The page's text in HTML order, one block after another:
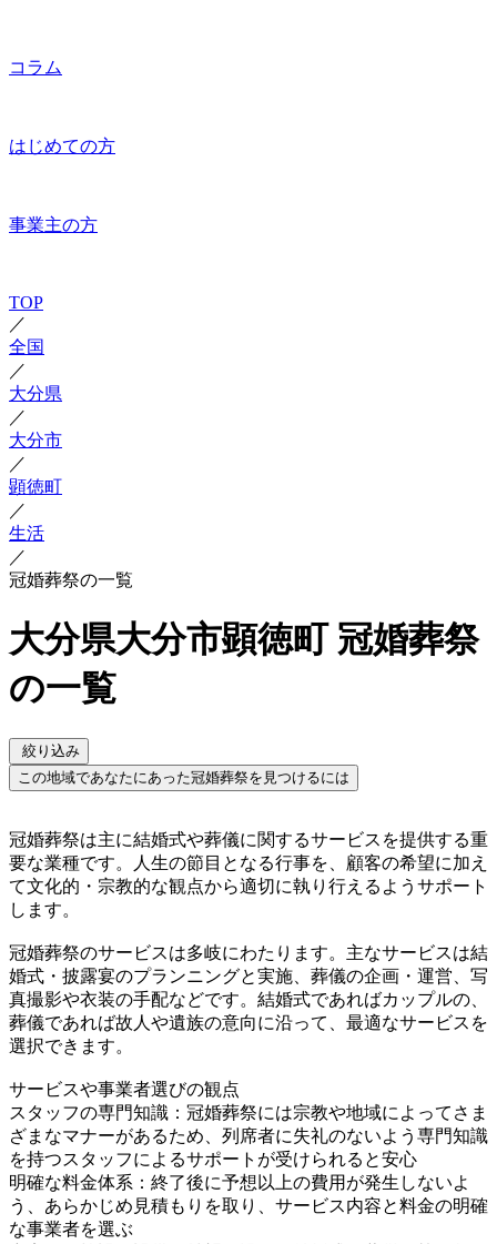
コラム
はじめての方
事業主の方
TOP
／
全国
／
大分県
／
大分市
／
顕徳町
／
生活
／
冠婚葬祭の一覧
大分県大分市顕徳町 冠婚葬祭
の一覧
絞り込み
この地域であなたにあった冠婚葬祭を見つけるには
冠婚葬祭は主に結婚式や葬儀に関するサービスを提供する重
要な業種です。人生の節目となる行事を、顧客の希望に加え
て文化的・宗教的な観点から適切に執り行えるようサポート
します。
冠婚葬祭のサービスは多岐にわたります。主なサービスは結
婚式・披露宴のプランニングと実施、葬儀の企画・運営、写
真撮影や衣装の手配などです。結婚式であればカップルの、
葬儀であれば故人や遺族の意向に沿って、最適なサービスを
選択できます。
サービスや事業者選びの観点
スタッフの専門知識：冠婚葬祭には宗教や地域によってさま
ざまなマナーがあるため、列席者に失礼のないよう専門知識
を持つスタッフによるサポートが受けられると安心
明確な料金体系：終了後に予想以上の費用が発生しないよ
う、あらかじめ見積もりを取り、サービス内容と料金の明確
な事業者を選ぶ